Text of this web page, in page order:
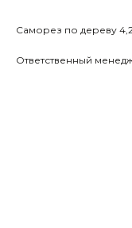
Саморез по дереву
Ответственный